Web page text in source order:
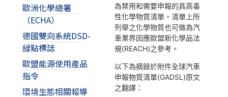
歐洲化學總署
（ECHA）
德國雙向系統DSD-
緑點標誌
歐盟能源使用產品
指令
環境生態相關報導
為禁用和需要申報的具高毒
性化學物質清單。清單上所
列舉之化學物質也可做為汽
車業界因應歐盟新化學品法
規(REACH)之參考。
以下為摘錄於附件全球汽車
申報物質清單(GADSL)原文
之翻譯：